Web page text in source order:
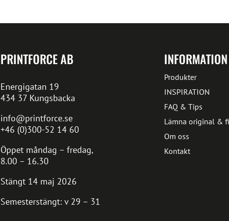
PRINTFORCE AB
Energigatan 19
434 37 Kungsbacka
info@printforce.se
+46 (0)300-52 14 60
Öppet måndag – fredag,
8.00 – 16.30
Stängt 14 maj 2026
Semesterstängt: v 29 – 31
INFORMATION
Produkter
INSPIRATION
FAQ & Tips
Lämna original &
Om oss
Kontakt